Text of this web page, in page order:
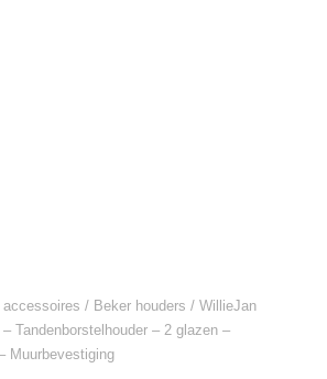
accessoires / Beker houders / WillieJan
Tandenborstelhouder – 2 glazen –
Muurbevestiging